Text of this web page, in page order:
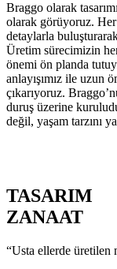
Braggo olarak
olarak görüyoruz.
detaylarla
Üretim sürecimizin
önemi ön planda
anlayışımız ile uzun
çıkarıyoruz.
duruş üzerine
değil, yaşam tarzını
TASARIM
ZANAAT
“Usta ellerde üretilen